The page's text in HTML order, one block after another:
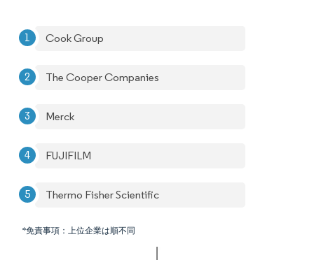
Cook Group
The Cooper Companies
Merck
FUJIFILM
Thermo Fisher Scientific
*免責事項：上位企業は順不同